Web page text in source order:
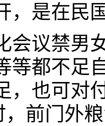
，是在民
会议禁男
等都不足
，也可对
，前门外